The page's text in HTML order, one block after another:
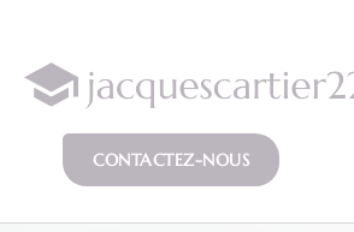
CONTACTEZ-NOUS